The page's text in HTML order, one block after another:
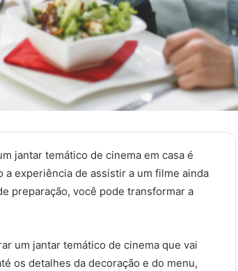
jantar temático de cinema em casa é
experiência de assistir a um filme ainda
preparação, você pode transformar a
um jantar temático de cinema que vai
os detalhes da decoração e do menu,